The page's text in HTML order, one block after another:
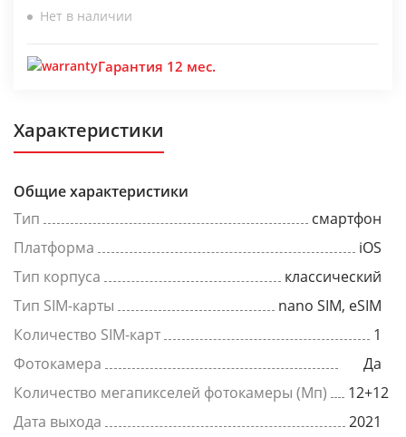
Нет в наличии
Гарантия 12 мес.
Характеристики
Общие характеристики
Тип
смартфон
Платформа
iOS
Тип корпуса
классический
Тип SIM-карты
nano SIM, eSIM
Количество SIM-карт
1
Фотокамера
Да
Количество мегапикселей фотокамеры (Мп)
12+12
Дата выхода
2021